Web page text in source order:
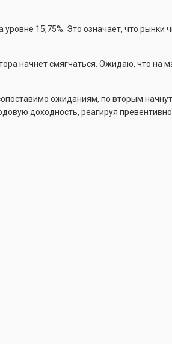
уровне 15,75%. Это означает, что рынки
начнет смягчаться. Ожидаю, что на
ожиданиям, по вторым
доходность, реагируя